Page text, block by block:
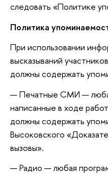
следовать «Политике
Политика
При использовании
высказываний
должны содержать
Печатные СМИ —
написанные в ходе
должны содержать
Высоковского
вызовы».
Радио — любая